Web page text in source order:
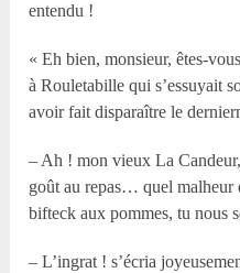
entendu !
« Eh bien, monsieur, êtes-
à Rouletabille qui s’essuyait
avoir fait disparaître le
– Ah ! mon vieux La
goût au repas… quel malheur
bifteck aux pommes, tu nous
– L’ingrat ! s’écria